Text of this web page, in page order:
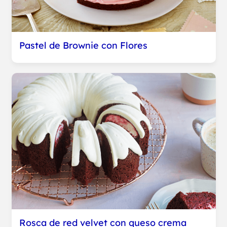
Pastel de Brownie con Flores
Rosca de red velvet con queso crema